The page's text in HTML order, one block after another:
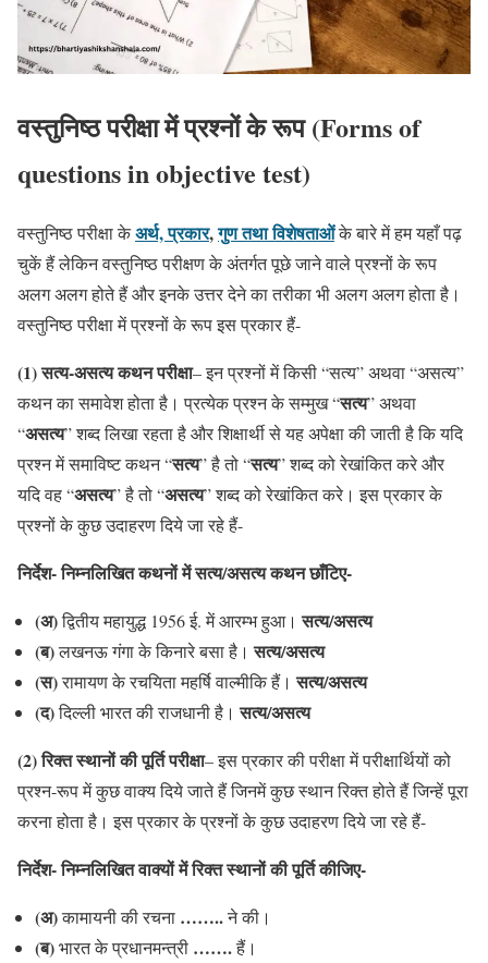
वस्तुनिष्ठ परीक्षा में प्रश्नों के रूप (Forms of
questions in objective test)
वस्तुनिष्ठ परीक्षा केअर्थ, प्रकार,गुण तथा विशेषताओंके बारे में हम यहाँ पढ़
चुकें हैं लेकिनवस्तुनिष्ठ परीक्षण के अंतर्गत पूछे जाने वाले प्रश्नों के रूप
अलग अलगहोते हैं और इनके उत्तर देने का तरीका भी अलग अलग होता है।
वस्तुनिष्ठ परीक्षा में प्रश्नों के रूप इस प्रकार हैं-
(1) सत्य-असत्य कथन परीक्षा– इन प्रश्नों में किसी “सत्य” अथवा “असत्य”
कथन का समावेश होता है। प्रत्येक प्रश्न के सम्मुख “सत्य” अथवा
“असत्य” शब्द लिखा रहता है और शिक्षार्थी से यह अपेक्षा की जाती है कि यदि
प्रश्न में समाविष्ट कथन “सत्य” है तो “सत्य” शब्द को रेखांकित करे और
यदि वह “असत्य” है तो “असत्य” शब्द को रेखांकित करे। इस प्रकार के
प्रश्नों के कुछ उदाहरण दिये जा रहे हैं-
निर्देश- निम्नलिखित कथनों में सत्य/असत्य कथन छाँटिए-
(अ)द्वितीय महायुद्ध 1956 ई. में आरम्भ हुआ।सत्य/असत्य
(ब)लखनऊ गंगा के किनारे बसा है। सत्य/असत्य
(स)रामायण के रचयिता महर्षि वाल्मीकि हैं।सत्य/असत्य
(द)दिल्ली भारत की राजधानी है।सत्य/असत्य
(2) रिक्त स्थानों की पूर्ति परीक्षा– इस प्रकार की परीक्षा में परीक्षार्थियों को
प्रश्न-रूप में कुछ वाक्य दिये जाते हैं जिनमें कुछ स्थान रिक्त होते हैं जिन्हें पूरा
करना होता है। इस प्रकार के प्रश्नों के कुछ उदाहरण दिये जा रहे हैं-
निर्देश- निम्नलिखित वाक्यों में रिक्त स्थानों की पूर्ति कीजिए-
(अ)कामायनी की रचना ……..ने की।
(ब)भारत के प्रधानमन्त्री …….हैं।